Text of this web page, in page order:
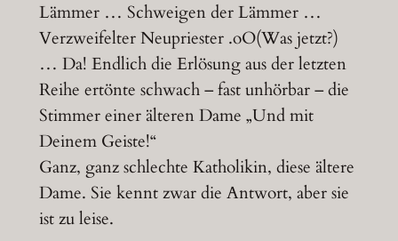
Lämmer … Schweigen der Lämmer …
Verzweifelter Neupriester .oO(Was jetzt?)
… Da! Endlich die Erlösung aus der letzten
Reihe ertönte schwach – fast unhörbar – die
Stimmer einer älteren Dame „Und mit
Deinem Geiste!“
Ganz, ganz schlechte Katholikin, diese ältere
Dame. Sie kennt zwar die Antwort, aber sie
ist zu leise.